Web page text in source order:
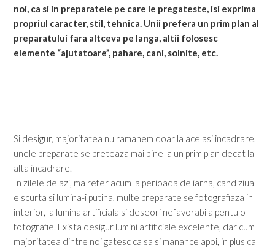
noi, ca si in preparatele pe care le pregateste, isi exprima
propriul caracter, stil, tehnica. Unii prefera un prim plan al
preparatului fara altceva pe langa, altii folosesc
elemente “ajutatoare”, pahare, cani, solnite, etc.
Si desigur, majoritatea nu ramanem doar la acelasi incadrare,
unele preparate se preteaza mai bine la un prim plan decat la
alta incadrare.
In zilele de azi, ma refer acum la perioada de iarna, cand ziua
e scurta si lumina-i putina, multe preparate se fotografiaza in
interior, la lumina artificiala si deseori nefavorabila pentu o
fotografie. Exista desigur lumini artificiale excelente, dar cum
majoritatea dintre noi gatesc ca sa si manance apoi, in plus ca